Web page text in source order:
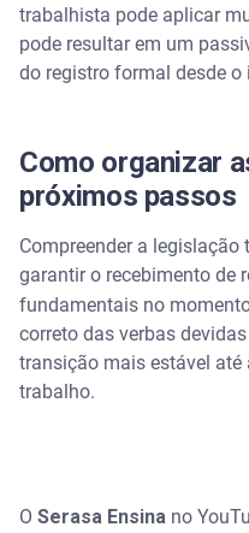
trabalhista pode aplicar
pode resultar em um
do registro formal desde o
Como organizar
próximos passos
Compreender a
garantir o recebimento de
fundamentais no
correto das verbas
transição mais estável até
trabalho.
O Serasa Ensina no